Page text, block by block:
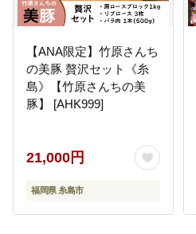
【ANA限定】竹原さんち
の美豚 贅沢セット《糸
島》【竹原さんちの美
豚】 [AHK999]
21,000円
福岡県 糸島市